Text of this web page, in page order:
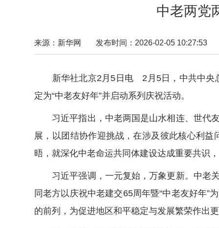
中老两党
来源：新华网 发布时间：2026-02-05 10:27:53
新华社北京2月5日电 2月5日，中共中央总
定为“中老友好年”并启动系列庆祝活动。
习近平指出，中老两国是山水相连、世代友
展，以团结协作迎挑战，在涉及彼此核心利
晤，就深化中老命运共同体建设达成重要共识
习近平强调，一元复始，万象更新。中老关
同老方以庆祝中老建交65周年暨“中老友好年
的前列，为促进地区和平稳定与发展繁荣作出